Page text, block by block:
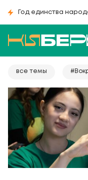
Год единства
все темы